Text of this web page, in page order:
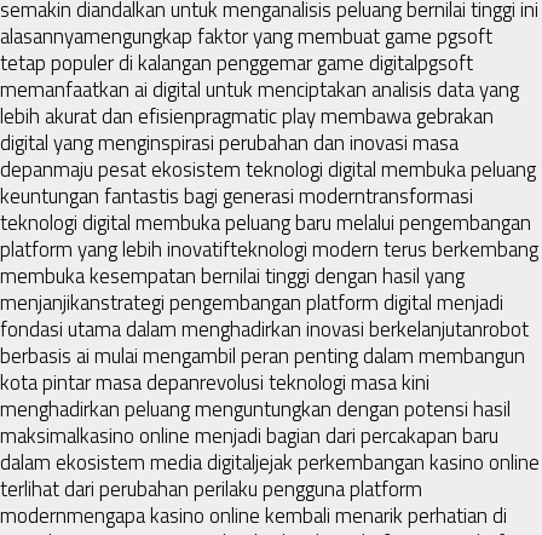
semakin diandalkan untuk menganalisis peluang bernilai tinggi ini
alasannyamengungkap faktor yang membuat game pgsoft
tetap populer di kalangan penggemar game digitalpgsoft
memanfaatkan ai digital untuk menciptakan analisis data yang
lebih akurat dan efisienpragmatic play membawa gebrakan
digital yang menginspirasi perubahan dan inovasi masa
depanmaju pesat ekosistem teknologi digital membuka peluang
keuntungan fantastis bagi generasi moderntransformasi
teknologi digital membuka peluang baru melalui pengembangan
platform yang lebih inovatifteknologi modern terus berkembang
membuka kesempatan bernilai tinggi dengan hasil yang
menjanjikanstrategi pengembangan platform digital menjadi
fondasi utama dalam menghadirkan inovasi berkelanjutanrobot
berbasis ai mulai mengambil peran penting dalam membangun
kota pintar masa depanrevolusi teknologi masa kini
menghadirkan peluang menguntungkan dengan potensi hasil
maksimalkasino online menjadi bagian dari percakapan baru
dalam ekosistem media digitaljejak perkembangan kasino online
terlihat dari perubahan perilaku pengguna platform
modernmengapa kasino online kembali menarik perhatian di